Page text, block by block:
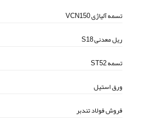
تسمه آلیاژی VCN150
ریل معدنی S18
تسمه ST52
ورق استیل
فروش فولاد تندبر